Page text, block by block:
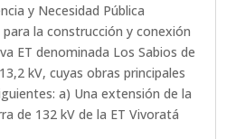
y Necesidad Pública
para la construcción y conexión
ET denominada Los Sabios de
kV, cuyas obras principales
a) Una extensión de la
de 132 kV de la ET Vivoratá